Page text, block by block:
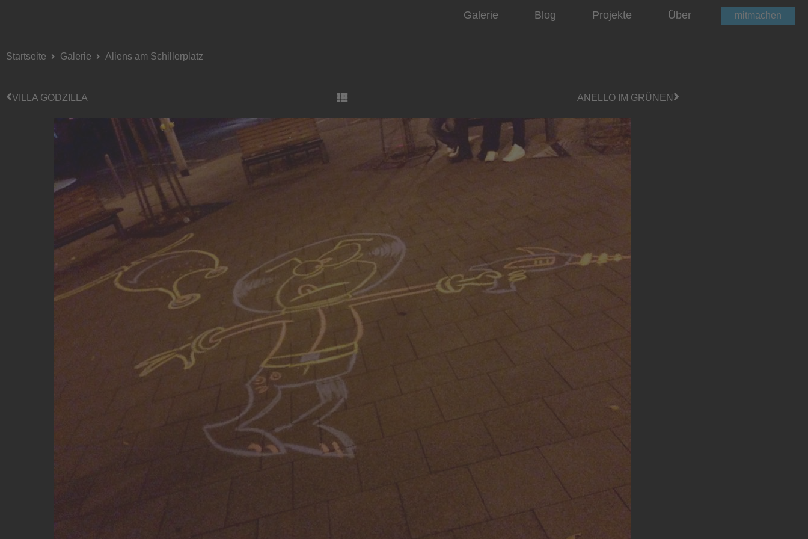
Galerie Blog Projekte Über mitmachen
Startseite Galerie Aliens am Schillerplatz
VILLA GODZILLA ANELLO IM GRÜNEN